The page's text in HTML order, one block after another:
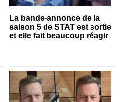
La bande-annonce de la
saison 5 de STAT est sortie
et elle fait beaucoup réagir